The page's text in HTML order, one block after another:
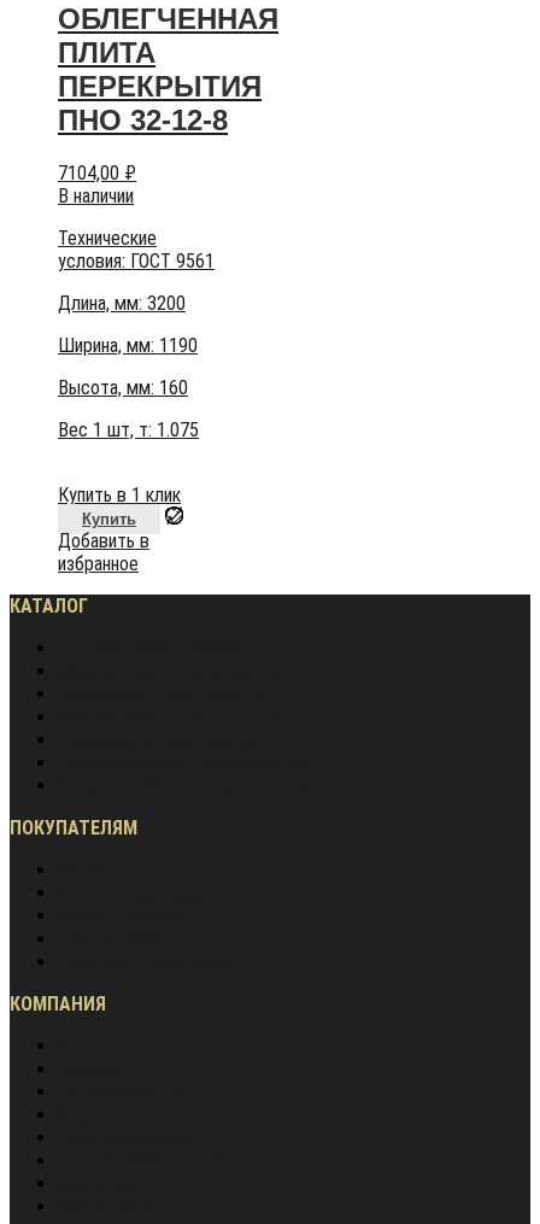
ОБЛЕГЧЕННАЯ
ПЛИТА
ПЕРЕКРЫТИЯ
ПНО 32-12-8
7104,00 ₽
В наличии
Технические
условия: ГОСТ 9561
Длина, мм: 3200
Ширина, мм: 1190
Высота, мм: 160
Вес 1 шт, т: 1.075
Купить в 1 клик
Купить
Добавить в
избранное
КАТАЛОГ
ПОКУПАТЕЛЯМ
КОМПАНИЯ